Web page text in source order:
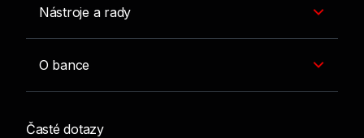
Nástroje a rady
O bance
Časté dotazy